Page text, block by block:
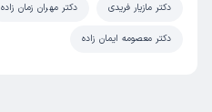
دکتر مازیار فریدی دکتر مهران زمان زاده
دکتر معصومه ایمان زاده